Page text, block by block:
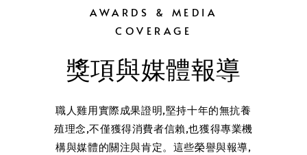
AWARDS & MEDIA
COVERAGE
獎項與媒體報導
職人雞用實際成果證明,堅持十年的無抗養
殖理念,不僅獲得消費者信賴,也獲得專業機
構與媒體的關注與肯定。這些榮譽與報導,